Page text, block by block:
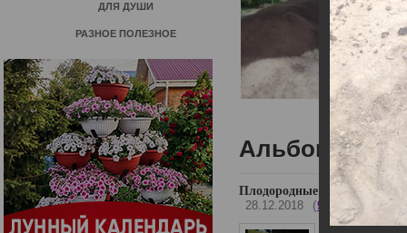
ДЛЯ ДУШИ
РАЗНОЕ ПОЛЕЗНОЕ
Альбомы
Плодородные грунты от
28.12.2018 (9 фото